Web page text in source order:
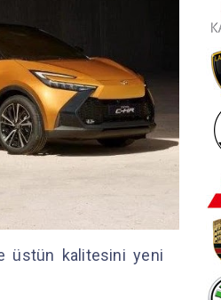
üstün kalitesini yeni